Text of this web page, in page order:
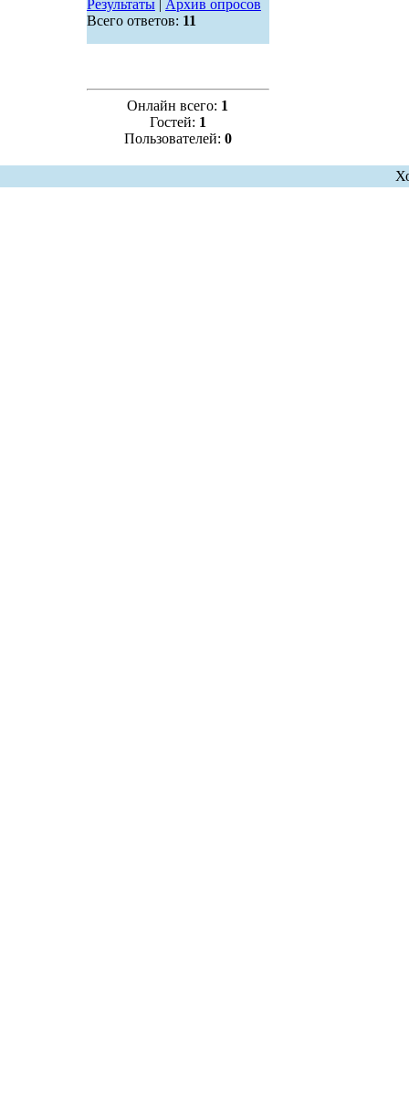
Результаты| Архив опросов
Всего ответов: 11
Онлайн всего: 1
Гостей: 1
Пользователей: 0